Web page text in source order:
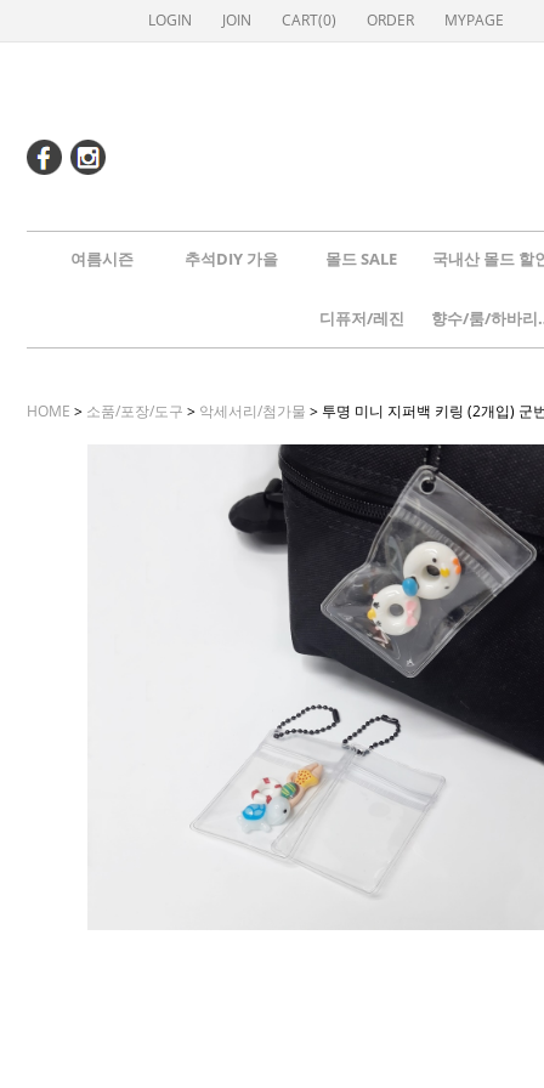
LOGIN JOIN CART(0) ORDER MYPAGE
여름시즌 추석DIY 가을 몰드 SALE 국내산 몰드 할
디퓨저/레진 향
HOME > 소품/포장/도구 > 악세서리/첨가물 > 투명 미니 지퍼백 키링 (2개입) 군